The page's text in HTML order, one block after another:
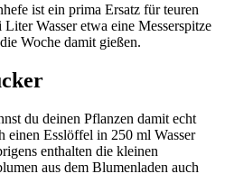
ist ein prima Ersatz für teuren
Wasser etwa eine Messerspitze
Woche damit gießen.
du deinen Pflanzen damit echt
einen Esslöffel in 250 ml Wasser
enthalten die kleinen
aus dem Blumenladen auch